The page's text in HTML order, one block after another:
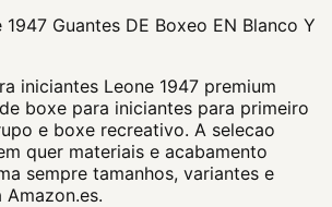
1947 Guantes DE Boxeo EN Blanco Y
iniciantes Leone 1947 premium
boxe para iniciantes para primeiro
e boxe recreativo. A selecao
quer materiais e acabamento
sempre tamanhos, variantes e